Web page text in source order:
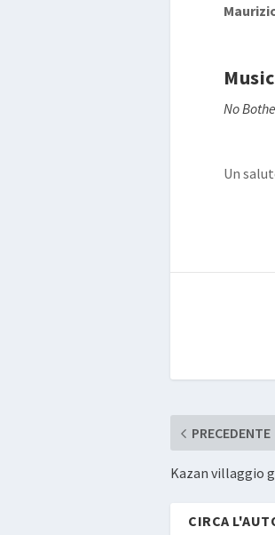
No
Un
PRECEDENTE
Kazan villaggio
CIRCA